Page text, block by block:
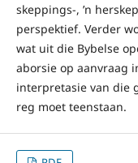
skeppings-, ’n
perspektief. Verder
wat uit die Bybelse
aborsie op aanvraag
interpretasie van die
reg moet teenstaan.